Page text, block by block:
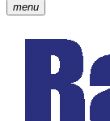
menu